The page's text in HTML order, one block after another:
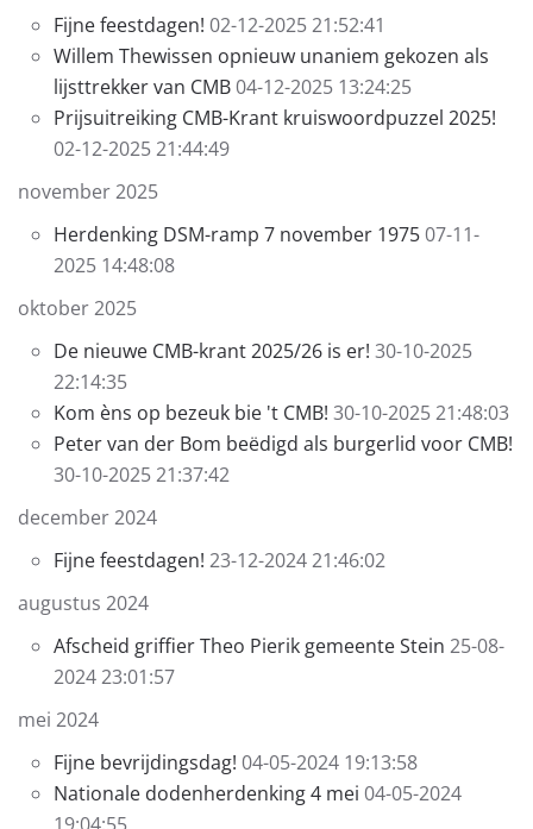
Fijne feestdagen! 02-12-2025 21:52:41
Willem Thewissen opnieuw unaniem gekozen als
lijsttrekker van CMB04-12-2025 13:24:25
Prijsuitreiking CMB-Krant kruiswoordpuzzel 2025!
02-12-2025 21:44:49
november 2025
Herdenking DSM-ramp 7 november 197507-11-
2025 14:48:08
oktober 2025
De nieuwe CMB-krant 2025/26 is er! 30-10-2025
22:14:35
Kom èns op bezeuk bie 't CMB! 30-10-2025 21:48:03
Peter van der Bom beëdigd als burgerlid voor CMB!
30-10-2025 21:37:42
december 2024
Fijne feestdagen! 23-12-2024 21:46:02
augustus 2024
Afscheid griffier Theo Pierik gemeente Stein 25-08-
2024 23:01:57
mei 2024
Fijne bevrijdingsdag! 04-05-2024 19:13:58
Nationale dodenherdenking 4 mei 04-05-2024